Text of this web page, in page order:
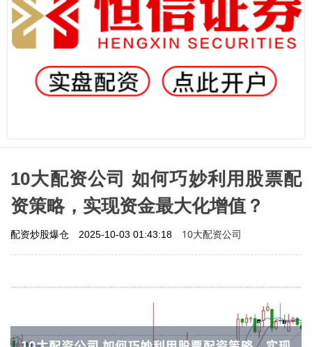
10大配资公司 如何巧妙利用股票配
资策略，实现资金最大化增值？
配资炒股爆仓 2025-10-03 01:43:18 10大配资公司